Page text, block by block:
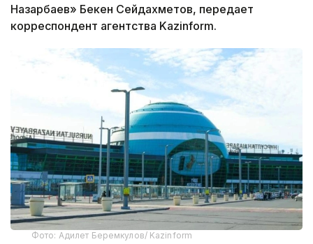
Назарбаев» Бекен Сейдахметов, передает
корреспондент агентства Kazinform.
Фото: Адилет Беремкулов/ Kazinform